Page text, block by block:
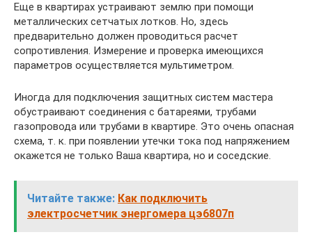
Еще в квартирах устраивают землю при помощи
металлических сетчатых лотков. Но, здесь
предварительно должен проводиться расчет
сопротивления. Измерение и проверка имеющихся
параметров осуществляется мультиметром.
Иногда для подключения защитных систем мастера
обустраивают соединения с батареями, трубами
газопровода или трубами в квартире. Это очень опасная
схема, т. к. при появлении утечки тока под напряжением
окажется не только Ваша квартира, но и соседские.
Читайте также: Как подключить
электросчетчик энергомера цэ6807п